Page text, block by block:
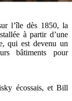
l’île dès 1850, la
à partir d’une
qui est devenu un
bâtiments pour
écossais, et Bill